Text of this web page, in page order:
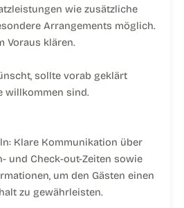
wie zusätzliche
Arrangements möglich.
Voraus klären.
sollte vorab geklärt
willkommen sind.
Klare Kommunikation über
und Check-out-Zeiten sowie
um den Gästen einen
zu gewährleisten.